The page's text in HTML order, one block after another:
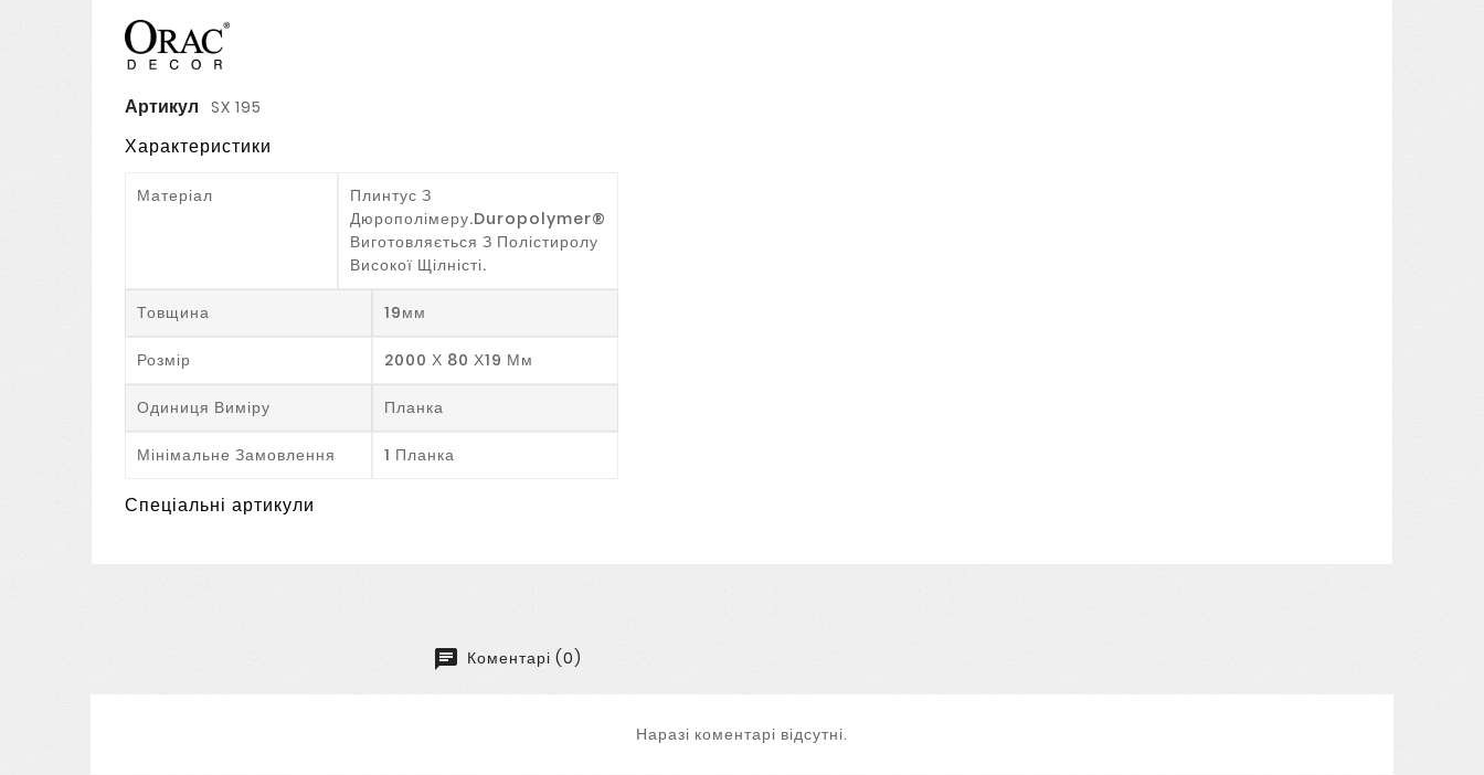
Артикул SX 195
Характеристики
Матеріал
Плинтус З
Дюрополімеру.Duropolymer®
Виготовляється З Полістиролу
Високої Щілністі.
Товщина 19мм
Розмір 2000 Х 80 Х19 Мм
Одиниця Виміру Планка
Мінімальне Замовлення 1 Планка
Спеціальні артикули
Коментарі (0)
Наразі коментарі відсутні.